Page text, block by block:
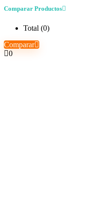
Comparar Productos
Total (0)
Comparar
0